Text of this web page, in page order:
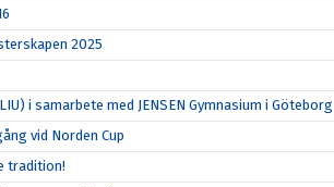
2025
i samarbete med JENSEN Gymnasium i Göteborg
vid Norden Cup
tradition!